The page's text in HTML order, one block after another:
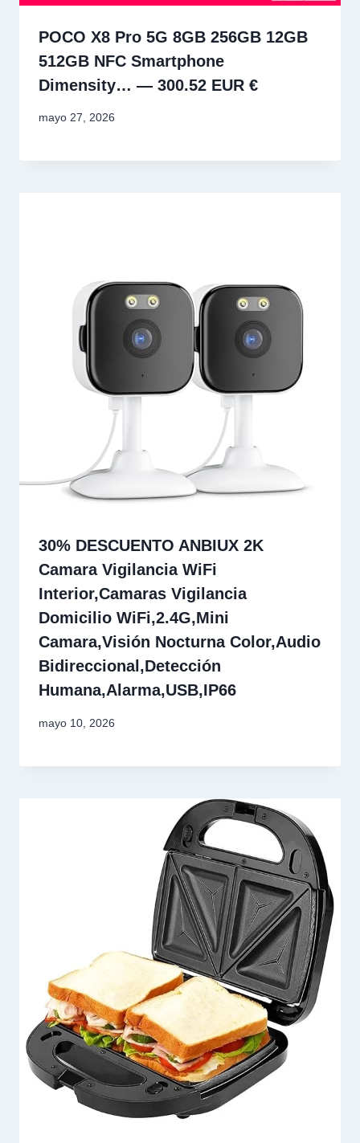
POCO X8 Pro 5G 8GB 256GB 12GB
512GB NFC Smartphone
Dimensity… — 300.52 EUR €
mayo 27, 2026
30% DESCUENTO ANBIUX 2K
Camara Vigilancia WiFi
Interior,Camaras Vigilancia
Domicilio WiFi,2.4G,Mini
Camara,Visión Nocturna Color,Audio
Bidireccional,Detección
Humana,Alarma,USB,IP66
mayo 10, 2026